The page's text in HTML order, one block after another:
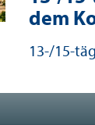
dem
13-/15-